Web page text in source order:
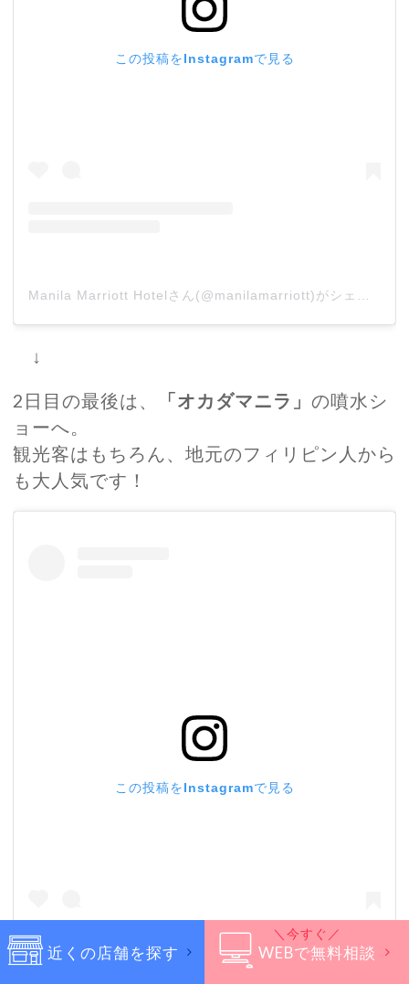
この投稿をInstagramで見る
↓
2日目の最後は、 「オカダマニラ」 の噴水シ
ョーへ。
観光客はもちろん、地元のフィリピン人から
も大人気です！
この投稿をInstagramで見る
近くの店舗を探す WEBで
今すぐ
無料相談